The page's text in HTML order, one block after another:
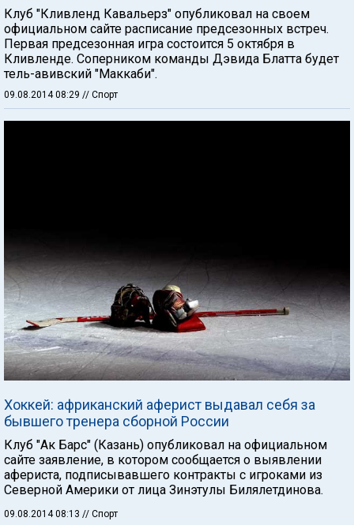
Клуб "Кливленд Кавальерз" опубликовал на своем
официальном сайте расписание предсезонных встреч.
Первая предсезонная игра состоится 5 октября в
Кливленде. Соперником команды Дэвида Блатта будет
тель-авивский "Маккаби".
09.08.2014 08:29 // Спорт
Хоккей: африканский аферист выдавал себя за
бывшего тренера сборной России
Клуб "Ак Барс" (Казань) опубликовал на официальном
сайте заявление, в котором сообщается о выявлении
афериста, подписывавшего контракты с игроками из
Северной Америки от лица Зинэтулы Билялетдинова.
09.08.2014 08:13 // Спорт